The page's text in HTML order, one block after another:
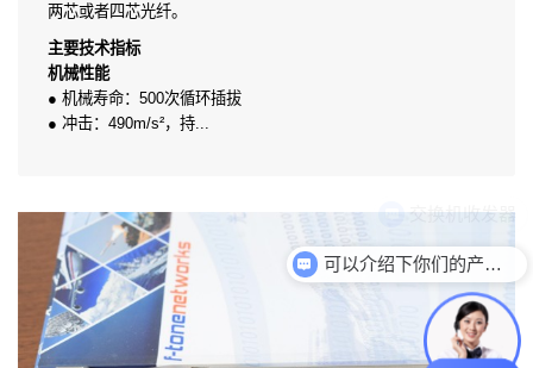
两芯或者四芯光纤。
主要技术指标
机械性能
● 机械寿命：500次循环插拔
● 冲击：490m/s²，持...